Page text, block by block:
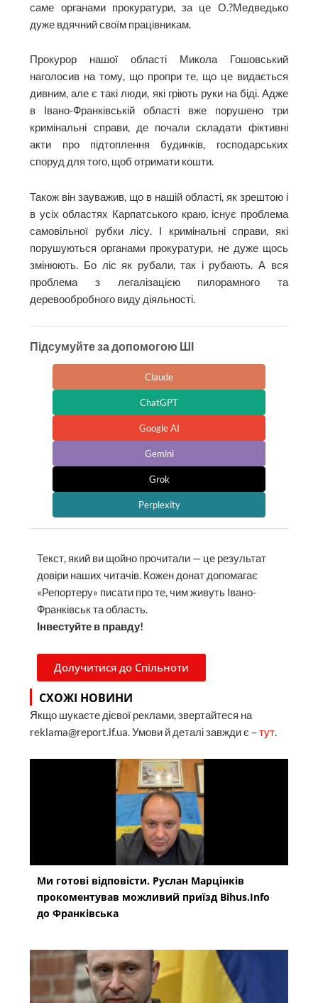
саме органами прокуратури, за це О.?Ме­дведько
дуже вдячний своїм працівникам.
Прокурор нашої області Микола Гошовський
наголосив на тому, що пропри те, що це видається
дивним, але є такі люди, які гріють руки на біді. Адже
в Івано-Франківській області вже порушено три
кримінальні справи, де почали складати фіктивні
акти про підтоплення будинків, господарських
споруд для того, щоб отримати кошти.
Також він зауважив, що в нашій області, як зрештою і
в усіх областях Карпатського краю, існує проблема
самовільної рубки лісу. І кримінальні справи, які
порушуються органами прокуратури, не дуже щось
змінюють. Бо ліс як рубали, так і рубають. А вся
проблема з легалізацією пилорамного та
деревообробного виду діяльності.
Підсумуйте за допомогою ШІ
Claude
ChatGPT
Google AI
Gemini
Grok
Perplexity
Текст, який ви щойно прочитали — це результат
довіри наших читачів. Кожен донат допомагає
«Репортеру» писати про те, чим живуть Івано-
Франківськ та область.
Інвестуйте в правду!
Долучитися до Спільноти
СХОЖІ НОВИНИ
Якщо шукаєте дієвої реклами, звертайтеся на
reklama@report.if.ua. Умови й деталі завжди є –тут.
Ми готові відповісти. Руслан Марцінків
прокоментував можливий приїзд Bihus.Info
до Франківська